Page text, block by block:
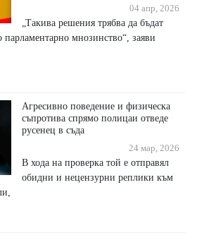
04 апр, 2026
„Такива решения трябва да бъдат
парламентарно мнозинство“, заяви
Агресивно поведение и физическа
съпротива спрямо полицаи отведе
русенец в съда
24 мар, 2026
В хода на проверка той е отправял
обидни и нецензурни реплики към